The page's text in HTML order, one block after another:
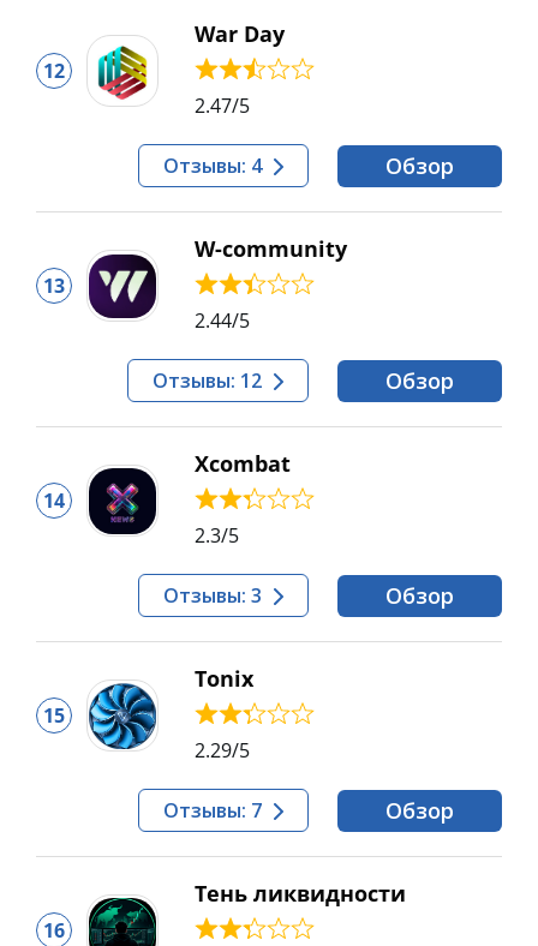
12
War Day
2.47/5
Отзывы: 4 Обзор
13
W-community
2.44/5
Отзывы: 12 Обзор
14
Xcombat
2.3/5
Отзывы: 3 Обзор
15
Tonix
2.29/5
Отзывы: 7 Обзор
16
Тень ликвидности